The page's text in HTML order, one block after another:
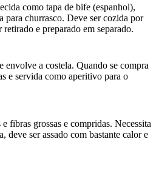
como tapa de bife (espanhol),
para churrasco. Deve ser cozida por
e preparado em separado.
envolve a costela. Quando se compra
e servida como aperitivo para o
fibras grossas e compridas. Necessita
deve ser assado com bastante calor e